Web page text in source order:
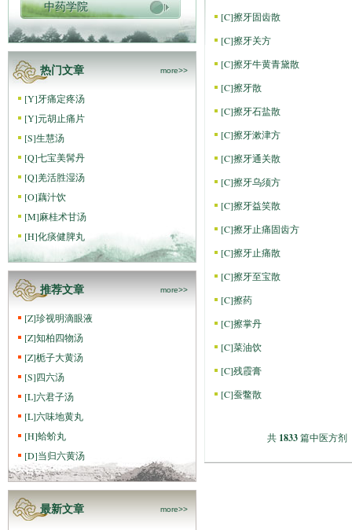
中药学院
热门文章 more>>
[Y]牙痛定疼汤
[Y]元胡止痛片
[S]生慧汤
[Q]七宝美髯丹
[Q]羌活胜湿汤
[O]藕汁饮
[M]麻桂术甘汤
[H]化痰健脾丸
推荐文章 more>>
[Z]珍视明滴眼液
[Z]知柏四物汤
[Z]栀子大黄汤
[S]四六汤
[L]六君子汤
[L]六味地黄丸
[H]蛤蚧丸
[D]当归六黄汤
最新文章 more>>
[C]擦牙固齿散
[C]擦牙关方
[C]擦牙牛黄青黛散
[C]擦牙散
[C]擦牙石盐散
[C]擦牙漱津方
[C]擦牙通关散
[C]擦牙乌须方
[C]擦牙益笑散
[C]擦牙止痛固齿方
[C]擦牙止痛散
[C]擦牙至宝散
[C]擦药
[C]擦掌丹
[C]菜油饮
[C]残霞膏
[C]蚕鳖散
共 1833篇中医方剂